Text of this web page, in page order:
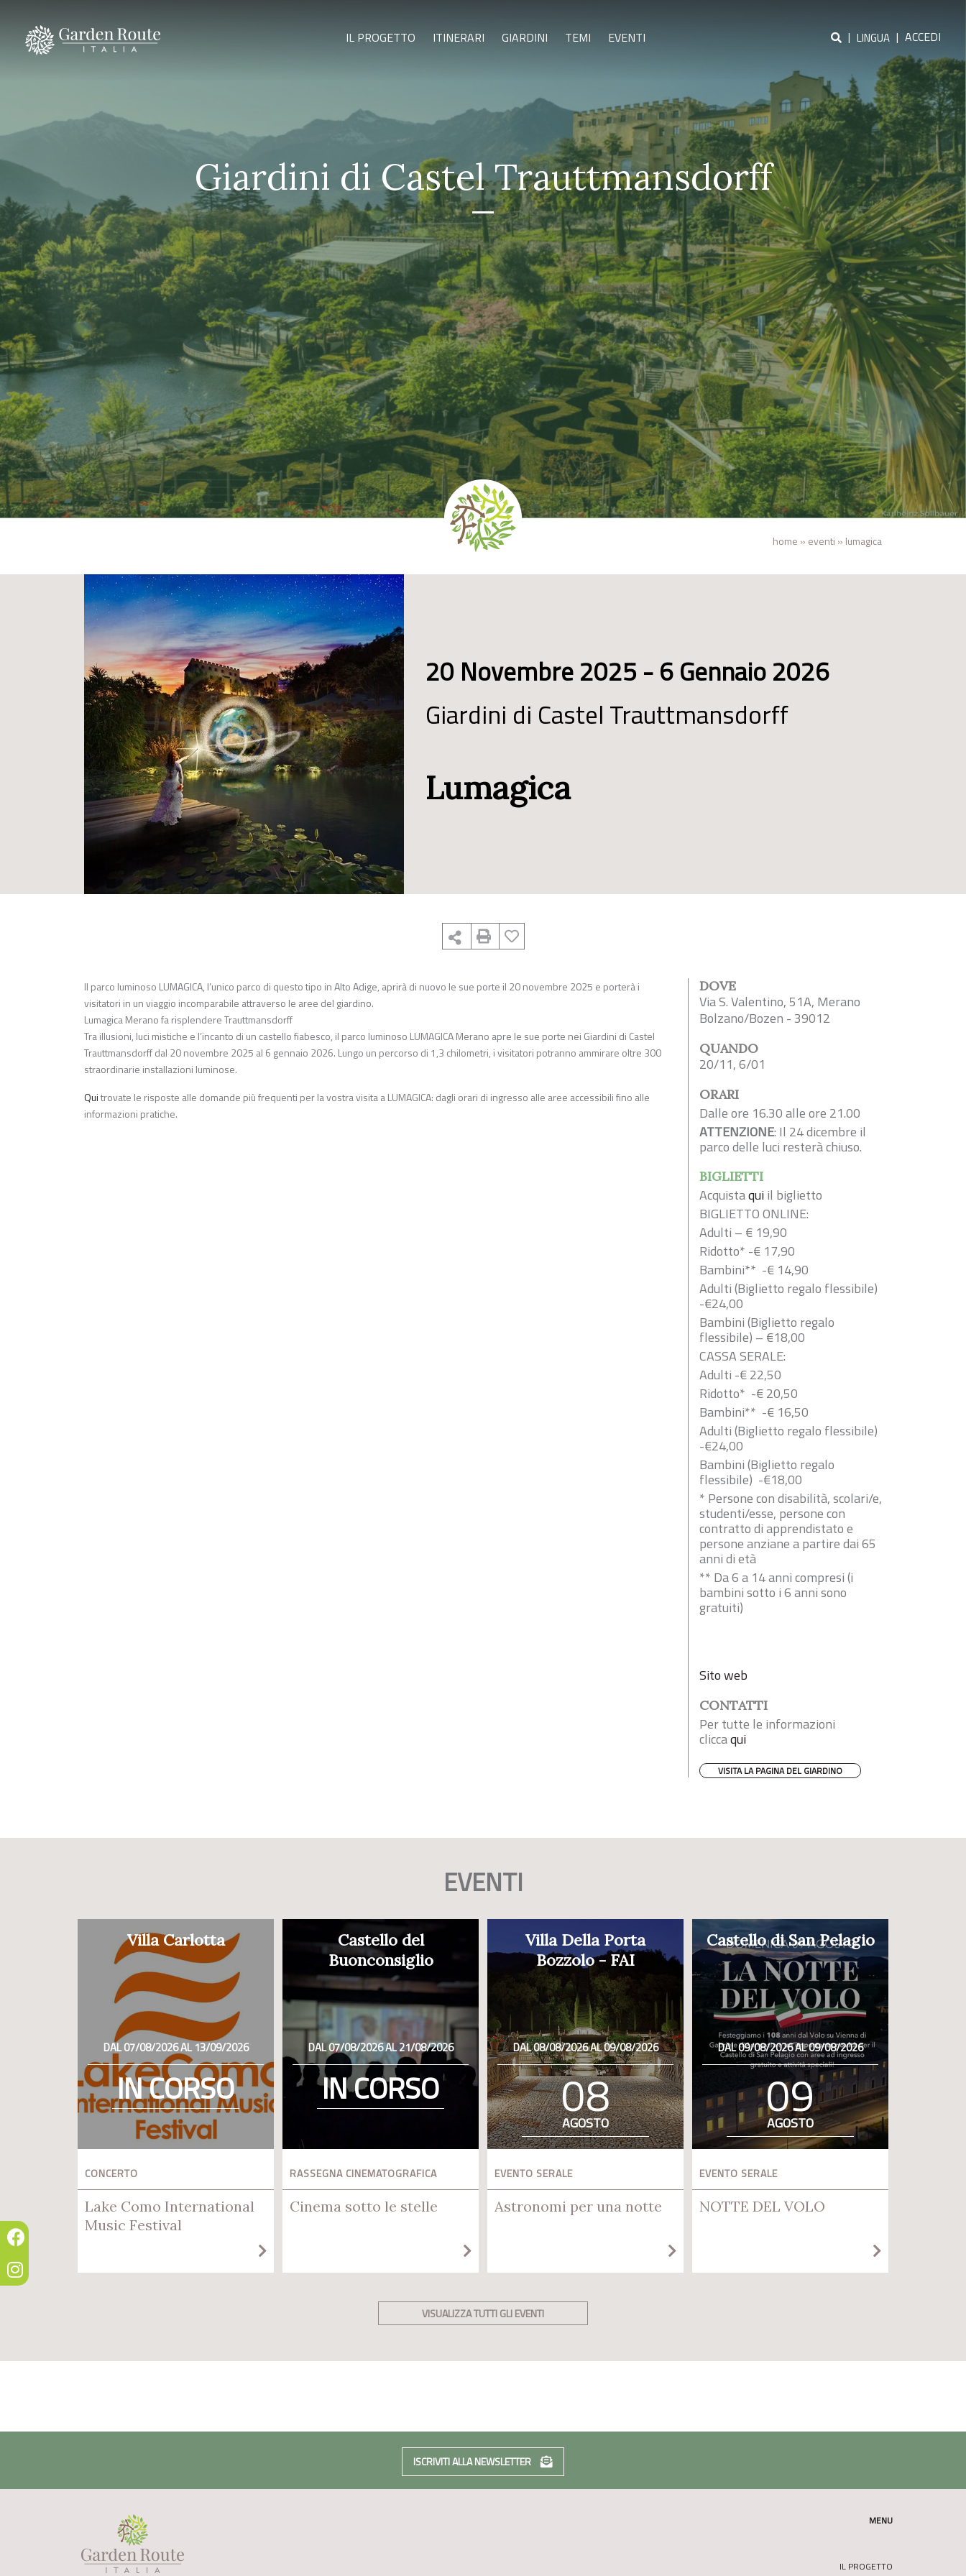
IL PROGETTO ITINERARI GIARDINI TEMI EVENTI | LINGUA | ACCEDI
Giardini di Castel Trauttmansdorff
home » eventi » lumagica
20 Novembre 2025 - 6 Gennaio 2026
Giardini di Castel Trauttmansdorff
Lumagica
Il parco luminoso LUMAGICA, l’unico parco di questo tipo in Alto Adige, aprirà di nuovo le sue porte il 20 novembre 2025 e porterà i
visitatori in un viaggio incomparabile attraverso le aree del giardino.
Lumagica Merano fa risplendere Trauttmansdorff
Tra illusioni, luci mistiche e l’incanto di un castello fiabesco, il parco luminoso LUMAGICA Merano apre le sue porte nei Giardini di Castel
Trauttmansdorff dal 20 novembre 2025 al 6 gennaio 2026. Lungo un percorso di 1,3 chilometri, i visitatori potranno ammirare oltre 300
straordinarie installazioni luminose.
Quitrovate le risposte alle domande più frequenti per la vostra visita a LUMAGICA: dagli orari di ingresso alle aree accessibili fino alle
informazioni pratiche.
DOVE
Via S. Valentino, 51A, Merano
Bolzano/Bozen - 39012
QUANDO
20/11, 6/01
ORARI
Dalle ore 16.30 alle ore 21.00
ATTENZIONE: Il 24 dicembre il
parco delle luci resterà chiuso.
BIGLIETTI
Acquistaquiil biglietto
BIGLIETTO ONLINE:
Adulti – € 19,90
Ridotto* -€ 17,90
Bambini** -€ 14,90
Adulti (Biglietto regalo flessibile)
-€24,00
Bambini (Biglietto regalo
flessibile) – €18,00
CASSA SERALE:
Adulti -€ 22,50
Ridotto* -€ 20,50
Bambini** -€ 16,50
Adulti (Biglietto regalo flessibile)
-€24,00
Bambini (Biglietto regalo
flessibile) -€18,00
* Persone con disabilità, scolari/e,
studenti/esse, persone con
contratto di apprendistato e
persone anziane a partire dai 65
anni di età
** Da 6 a 14 anni compresi (i
bambini sotto i 6 anni sono
gratuiti)
Sito web
CONTATTI
Per tutte le informazioni
cliccaqui
VISITA LA PAGINA DEL GIARDINO
EVENTI
Villa Carlotta
DAL 07/08/2026 AL 13/09/2026
IN CORSO
CONCERTO
Lake Como International
Music Festival
Castello del
Buonconsiglio
DAL 07/08/2026 AL 21/08/2026
IN CORSO
RASSEGNA CINEMATOGRAFICA
Cinema sotto le stelle
Villa Della Porta
Bozzolo - FAI
DAL 08/08/2026 AL 09/08/2026
08
AGOSTO
EVENTO SERALE
Astronomi per una notte
Castello di San Pelagio
DAL 09/08/2026 AL 09/08/2026
09
AGOSTO
EVENTO SERALE
NOTTE DEL VOLO
VISUALIZZA TUTTI GLI EVENTI
ISCRIVITI ALLA NEWSLETTER
MENU
IL PROGETTO